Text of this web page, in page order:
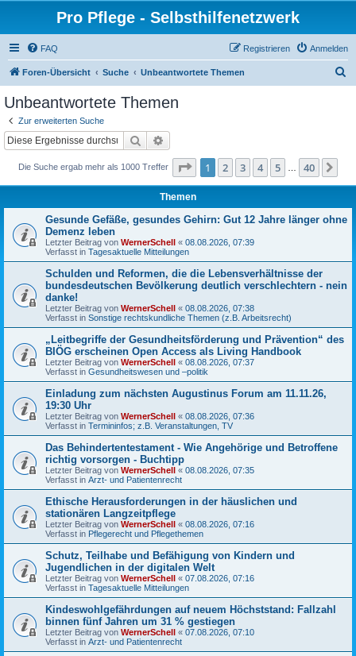
Pro Pflege - Selbsthilfenetzwerk
FAQ Anmelden
Registrieren
Foren-Übersicht Suche Unbeantwortete Themen
Unbeantwortete Themen
Zur erweiterten Suche
Suche
Die Suche ergab mehr als 1000 Treffer Seite 1von 40
1 2 3 4 5 40
Themen
Gesunde Gefäße, gesundes Gehirn: Gut 12 Jahre länger ohne
Demenz leben
Letzter Beitrag von WernerSchell « 08.08.2026, 07:39
Verfasst in Tagesaktuelle Mitteilungen
Schulden und Reformen, die die Lebensverhältnisse der
bundesdeutschen Bevölkerung deutlich verschlechtern - nein
danke!
Letzter Beitrag von WernerSchell « 08.08.2026, 07:38
Verfasst in Sonstige rechtskundliche Themen (z.B. Arbeitsrecht)
„Leitbegriffe der Gesundheitsförderung und Prävention“ des
BIÖG erscheinen Open Access als Living Handbook
Letzter Beitrag von WernerSchell « 08.08.2026, 07:37
Verfasst in Gesundheitswesen und –politik
Einladung zum nächsten Augustinus Forum am 11.11.26,
19:30 Uhr
Letzter Beitrag von WernerSchell « 08.08.2026, 07:36
Verfasst in Termininfos; z.B. Veranstaltungen, TV
Das Behindertentestament - Wie Angehörige und Betroffene
richtig vorsorgen - Buchtipp
Letzter Beitrag von WernerSchell « 08.08.2026, 07:35
Verfasst in Arzt- und Patientenrecht
Ethische Herausforderungen in der häuslichen und
stationären Langzeitpflege
Letzter Beitrag von WernerSchell « 08.08.2026, 07:16
Verfasst in Pflegerecht und Pflegethemen
Schutz, Teilhabe und Befähigung von Kindern und
Jugendlichen in der digitalen Welt
Letzter Beitrag von WernerSchell « 07.08.2026, 07:16
Verfasst in Tagesaktuelle Mitteilungen
Kindeswohlgefährdungen auf neuem Höchststand: Fallzahl
binnen fünf Jahren um 31 % gestiegen
Letzter Beitrag von WernerSchell « 07.08.2026, 07:10
Verfasst in Arzt- und Patientenrecht